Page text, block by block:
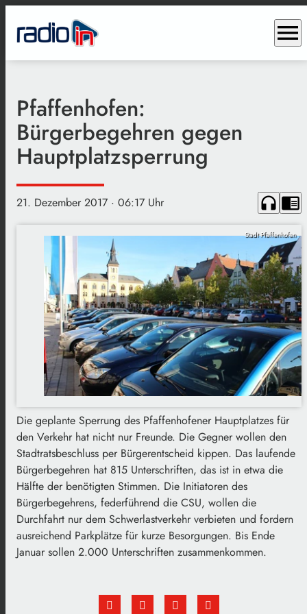
menu
Pfaffenhofen:
Bürgerbegehren gegen
Hauptplatzsperrung
21. Dezember 2017 · 06:17 Uhr headphones chrome_reader_mode
Stadt Pfaffenhofen
Die geplante Sperrung des Pfaffenhofener Hauptplatzes für
den Verkehr hat nicht nur Freunde. Die Gegner wollen den
Stadtratsbeschluss per Bürgerentscheid kippen. Das laufende
Bürgerbegehren hat 815 Unterschriften, das ist in etwa die
Hälfte der benötigten Stimmen. Die Initiatoren des
Bürgerbegehrens, federführend die CSU, wollen die
Durchfahrt nur dem Schwerlastverkehr verbieten und fordern
ausreichend Parkplätze für kurze Besorgungen. Bis Ende
Januar sollen 2.000 Unterschriften zusammenkommen.